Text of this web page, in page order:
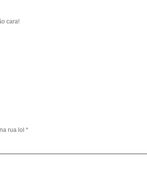
cara!
rua lol *